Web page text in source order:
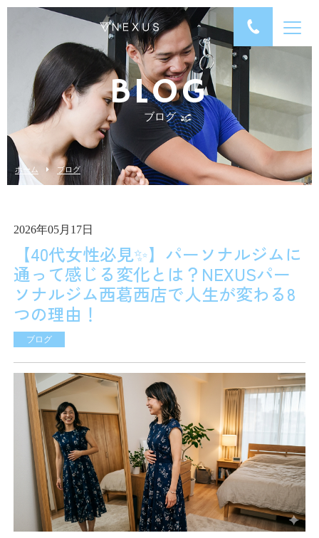
BLOG
ブログ
ホーム ブログ
2026年05月17日
【40代女性必見✨】パーソナルジムに
通って感じる変化とは？NEXUSパー
ソナルジム西葛西店で人生が変わる8
つの理由！
ブログ